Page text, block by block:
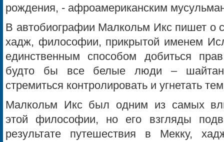
рождения, - афроамериканским
В автобиографии Малкольм Икс пишет о
хадж, философии, прикрытой именем
единственным способом добиться
будто бы все белые люди –
стремиться контролировать и угнетать
Малкольм Икс был одним из самых
этой философии, но его взгляды
результате путешествия в Мекку,